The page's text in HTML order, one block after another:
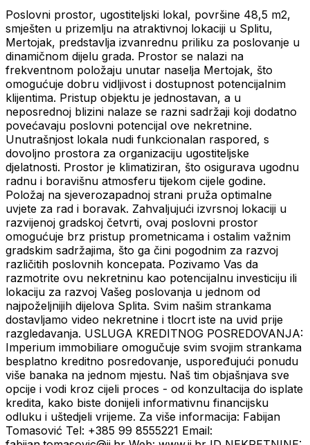
Poslovni prostor, ugostiteljski lokal, površine 48,5 m2,
smješten u prizemlju na atraktivnoj lokaciji u Splitu,
Mertojak, predstavlja izvanrednu priliku za poslovanje u
dinamičnom dijelu grada. Prostor se nalazi na
frekventnom položaju unutar naselja Mertojak, što
omogućuje dobru vidljivost i dostupnost potencijalnim
klijentima. Pristup objektu je jednostavan, a u
neposrednoj blizini nalaze se razni sadržaji koji dodatno
povećavaju poslovni potencijal ove nekretnine.
Unutrašnjost lokala nudi funkcionalan raspored, s
dovoljno prostora za organizaciju ugostiteljske
djelatnosti. Prostor je klimatiziran, što osigurava ugodnu
radnu i boravišnu atmosferu tijekom cijele godine.
Položaj na sjeverozapadnoj strani pruža optimalne
uvjete za rad i boravak. Zahvaljujući izvrsnoj lokaciji u
razvijenoj gradskoj četvrti, ovaj poslovni prostor
omogućuje brz pristup prometnicama i ostalim važnim
gradskim sadržajima, što ga čini pogodnim za razvoj
različitih poslovnih koncepata. Pozivamo Vas da
razmotrite ovu nekretninu kao potencijalnu investiciju ili
lokaciju za razvoj Vašeg poslovanja u jednom od
najpoželjnijih dijelova Splita. Svim našim strankama
dostavljamo video nekretnine i tlocrt iste na uvid prije
razgledavanja. USLUGA KREDITNOG POSREDOVANJA:
Imperium immobiliare omogučuje svim svojim strankama
besplatno kreditno posredovanje, uspoređujući ponudu
više banaka na jednom mjestu. Naš tim objašnjava sve
opcije i vodi kroz cijeli proces - od konzultacija do isplate
kredita, kako biste donijeli informativnu financijsku
odluku i uštedjeli vrijeme. Za više informacija: Fabijan
Tomasović Tel: +385 99 8555221 Email: